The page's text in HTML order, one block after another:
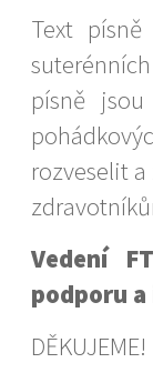
Text
písně
rozveselit
Vedení
podporu
DĚKUJEME!